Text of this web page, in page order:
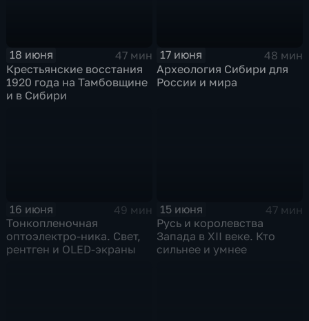
18 июня
47 мин
Крестьянские восстания
1920 года на Тамбовщине
и в Сибири
17 июня
48 мин
Археология Сибири для
России и мира
16 июня
49 мин
Тонкопленочная
оптоэлектро-ника. Свет,
рентген и OLED-экраны
15 июня
47 мин
Русь и королевства
Запада в XII веке. Кто
сильнее и умнее